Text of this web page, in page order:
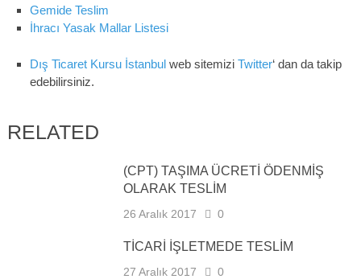
Gemide Teslim
İhracı Yasak Mallar Listesi
Dış Ticaret Kursu İstanbul web sitemiziTwitter‘ dan da takip
edebilirsiniz.
RELATED
(CPT) TAŞIMA ÜCRETİ ÖDENMİŞ
OLARAK TESLİM
26 Aralık 2017 0
TİCARİ İŞLETMEDE TESLİM
27 Aralık 2017 0